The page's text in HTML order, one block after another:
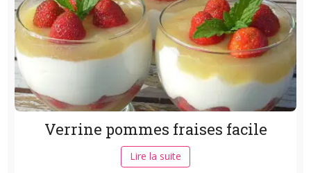
Verrine pommes fraises facile
Lire la suite